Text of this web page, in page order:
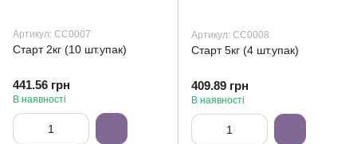
Артикул: СС0007
Старт 2кг (10 шт.упак)
441.56 грн
В наявності
Артикул: СС0008
Старт 5кг (4 шт.упак)
409.89 грн
В наявності